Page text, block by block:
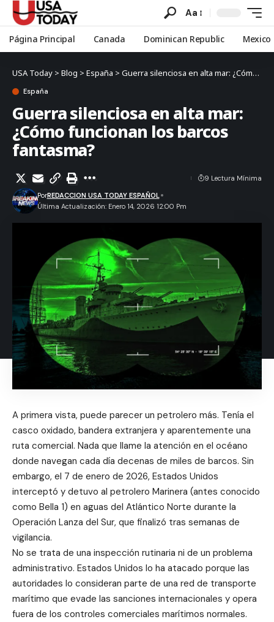
Aa
Página Principal Canada Dominican Republic Mexico
USA Today > Blog > España > Guerra silenciosa en alta mar: ¿Cómo funcionan los barcos fantasma?
España
Guerra silenciosa en alta mar:
¿Cómo funcionan los barcos
fantasma?
Última Actualización: Enero 14, 2026 12:00 Pm
PorREDACCION USA TODAY ESPAÑOL
9 Lectura Mínima
A primera vista, puede parecer un petrolero más. Tenía el
casco oxidado, bandera extranjera y aparentemente una
ruta comercial. Nada que llame la atención en el océano
donde navegan cada día decenas de miles de barcos. Sin
embargo, el 7 de enero de 2026, Estados Unidos
interceptó y detuvo al petrolero Marinera (antes conocido
como Bella 1) en aguas del Atlántico Norte durante la
Operación Lanza del Sur, que finalizó tras semanas de
vigilancia.
No se trata de una inspección rutinaria ni de un problema
administrativo. Estados Unidos lo ha atacado porque las
autoridades lo consideran parte de una red de transporte
marítimo que evade las sanciones internacionales y opera
fuera de los controles comerciales marítimos normales.